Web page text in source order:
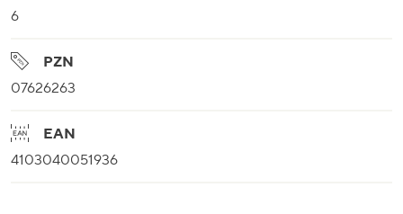
6
PZN
07626263
EAN
4103040051936